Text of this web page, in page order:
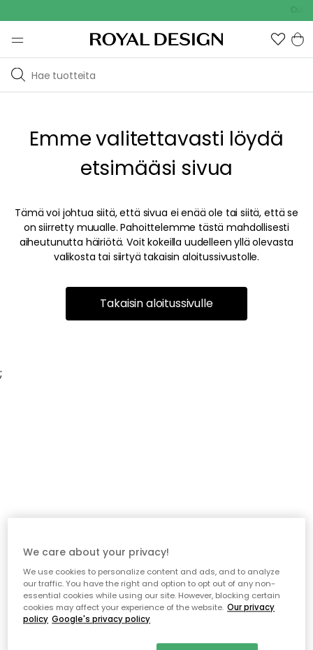
Emme valitettavasti löydä
etsimääsi sivua
Tämä voi johtua siitä, että sivua ei enää ole tai siitä, että se
on siirretty muualle. Pahoittelemme tästä mahdollisesti
aiheutunutta häiriötä. Voit kokeilla uudelleen yllä olevasta
valikosta tai siirtyä takaisin aloitussivustolle.
Takaisin aloitussivulle
;
We care about your privacy!
We use cookies to personalize content and ads, and to analyze
our traffic. You have the right and option to opt out of any non-
essential cookies while using our site. However, blocking certain
cookies may affect your experience of the website. Our privacy
policy Google's privacy policy